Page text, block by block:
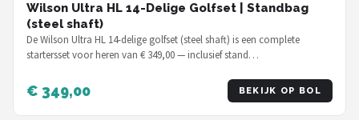
Wilson Ultra HL 14-Delige Golfset | Standbag
(steel shaft)
De Wilson Ultra HL 14-delige golfset (steel shaft) is een complete
startersset voor heren van € 349,00 — inclusief stand…
€ 349,00 BEKIJK OP BOL